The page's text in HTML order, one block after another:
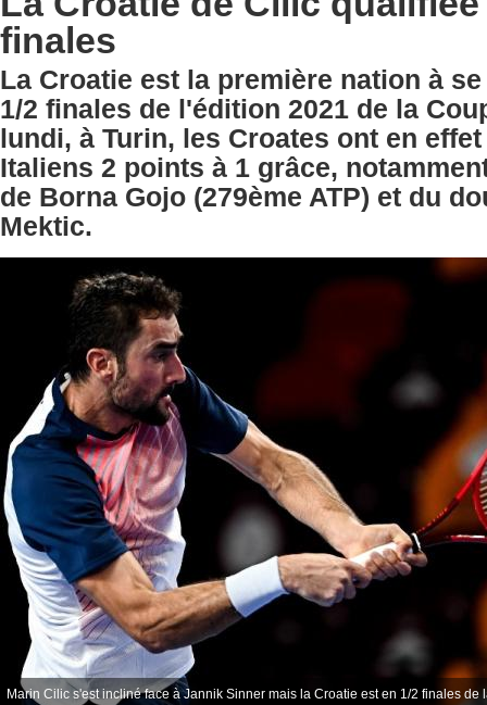
finales
La Croatie est la première nation à
1/2 finales de l'édition 2021 de la
lundi, à Turin, les Croates ont en
Italiens 2 points à 1 grâce,
de Borna Gojo (279ème ATP) et du
Mektic.
Marin Cilic s'est incliné face à Jannik Sinner mais la Croatie est en 1/2 finales